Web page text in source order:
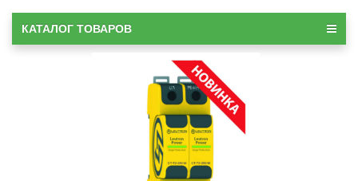
КАТАЛОГ ТОВАРОВ